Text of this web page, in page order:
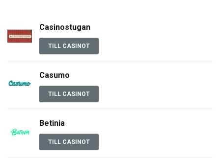
Casinostugan
TILL CASINOT
Casumo
TILL CASINOT
Betinia
TILL CASINOT